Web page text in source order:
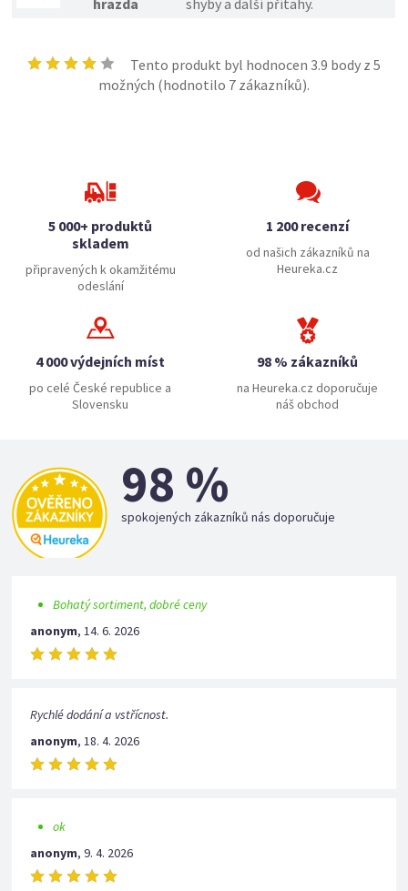
Tento produkt byl hodnocen 3.9 body z 5
možných (hodnotilo 7zákazníků).
5 000+ produktů
skladem
připravených k okamžitému
odeslání
1 200 recenzí
od našich zákazníků na
Heureka.cz
4 000 výdejních míst
po celé České republice a
Slovensku
98 % zákazníků
na Heureka.cz doporučuje
náš obchod
98 %
spokojených zákazníků nás doporučuje
Bohatý sortiment, dobré ceny
anonym,14. 6. 2026
Rychlé dodání a vstřícnost.
anonym,18. 4. 2026
ok
anonym,9. 4. 2026